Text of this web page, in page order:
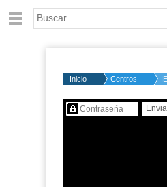
Palabra o frase:
Inicio Centros
Contenido protegido…